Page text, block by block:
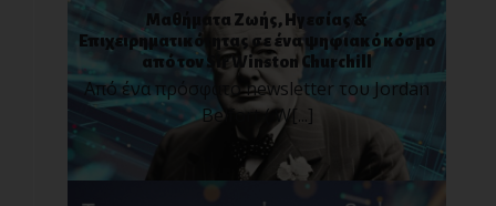
Μαθήματα Ζωής, Ηγεσίας &
Επιχειρηματικότητας σε ένα ψηφιακό κόσμο
από τον Sir Winston Churchill
Από ένα πρόσφατο newsletter του Jordan
Belfort ( W[...]